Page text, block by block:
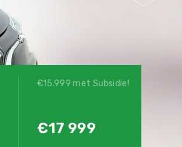
€15.999 met Subsidie!
€17 999